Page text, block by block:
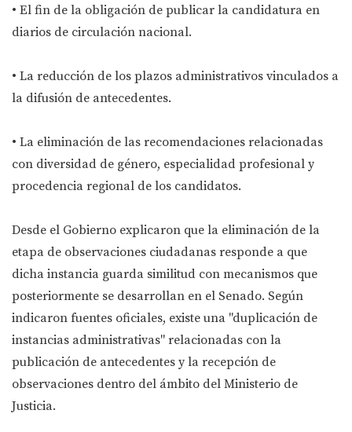
• El fin de la obligación de publicar la candidatura en
diarios de circulación nacional.
• La reducción de los plazos administrativos vinculados a
la difusión de antecedentes.
• La eliminación de las recomendaciones relacionadas
con diversidad de género, especialidad profesional y
procedencia regional de los candidatos.
Desde el Gobierno explicaron que la eliminación de la
etapa de observaciones ciudadanas responde a que
dicha instancia guarda similitud con mecanismos que
posteriormente se desarrollan en el Senado. Según
indicaron fuentes oficiales, existe una "duplicación de
instancias administrativas" relacionadas con la
publicación de antecedentes y la recepción de
observaciones dentro del ámbito del Ministerio de
Justicia.